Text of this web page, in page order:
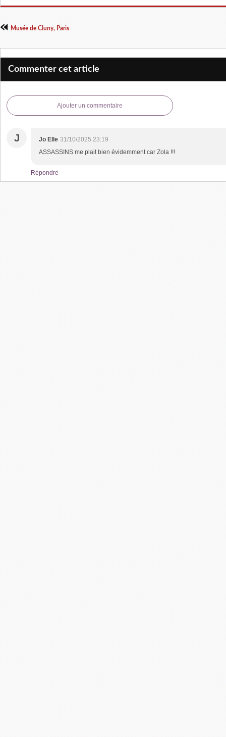
Musée de Cluny, Paris
Commenter cet article
Ajouter un commentaire
J Jo Elle 31/10/2025 23:19
ASSASSINS me plait bien évidemment car Zola !!!
Répondre